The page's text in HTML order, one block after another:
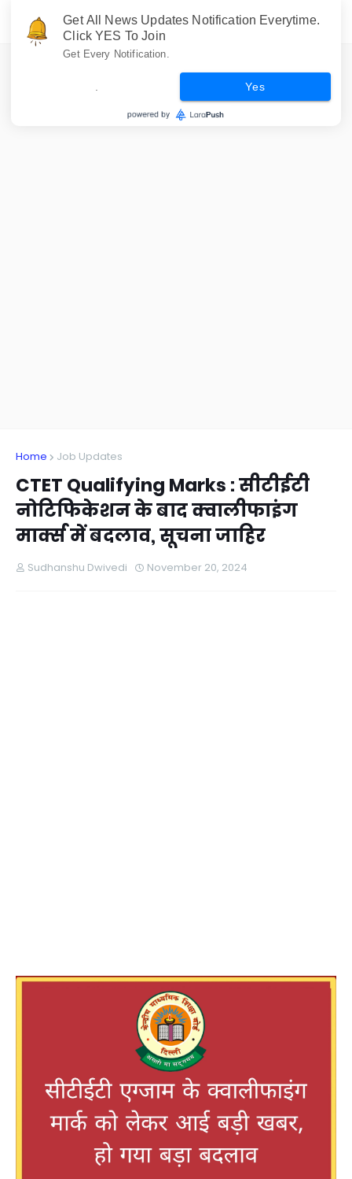
Home Job Updates
CTET Qualifying Marks : सीटीईटी
नोटिफिकेशन के बाद क्वालीफाइंग
मार्क्स में बदलाव, सूचना जाहिर
Sudhanshu Dwivedi November 20, 2024
Get All News Updates Notification Everytime.
Click YES To Join
Get Every Notification.
Yes